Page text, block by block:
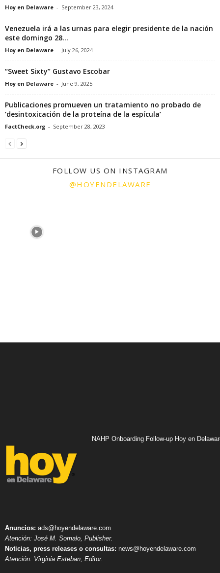
Hoy en Delaware - September 23, 2024
Venezuela irá a las urnas para elegir presidente de la nación
este domingo 28...
Hoy en Delaware - July 26, 2024
“Sweet Sixty” Gustavo Escobar
Hoy en Delaware - June 9, 2025
Publicaciones promueven un tratamiento no probado de
‘desintoxicación de la proteína de la espícula’
FactCheck.org - September 28, 2023
FOLLOW US ON INSTAGRAM
@HOYENDELAWARE
NAHP Onboarding Follow-up Hoy en
Anuncios: ads@hoyendelaware.com
Atención: José M. Somalo, Publisher.
Noticias, press releases o consultas: news@hoyendelaware.com
Atención: Virginia Esteban, Editor.